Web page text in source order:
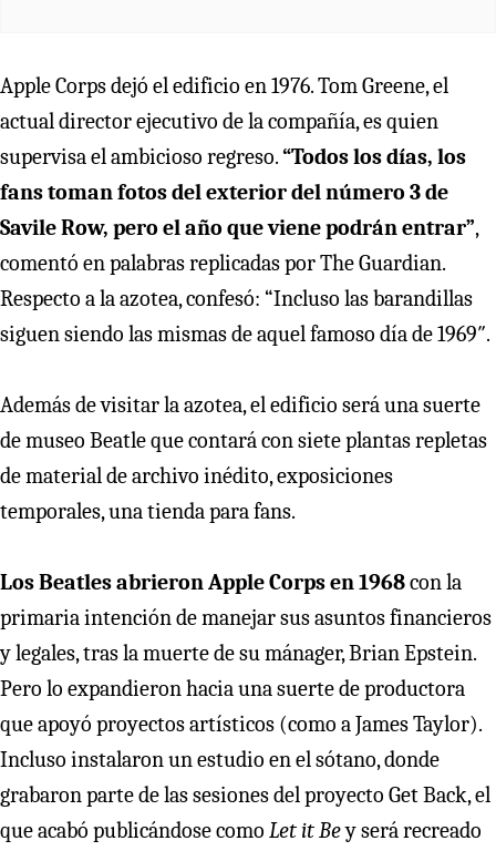
Apple Corps dejó el edificio en 1976. Tom Greene, el
actual director ejecutivo de la compañía, es quien
supervisa el ambicioso regreso.“Todos los días, los
fans toman fotos del exterior del número 3 de
Savile Row, pero el año que viene podrán entrar”,
comentó en palabras replicadas por The Guardian.
Respecto a la azotea, confesó: “Incluso las barandillas
siguen siendo las mismas de aquel famoso día de 1969″.
Además de visitar la azotea, el edificio será una suerte
de museo Beatle que contará con siete plantas repletas
de material de archivo inédito, exposiciones
temporales, una tienda para fans.
Los Beatles abrieron Apple Corps en 1968con la
primaria intención de manejar sus asuntos financieros
y legales, tras la muerte de su mánager, Brian Epstein.
Pero lo expandieron hacia una suerte de productora
que apoyó proyectos artísticos (como a James Taylor).
Incluso instalaron un estudio en el sótano, donde
grabaron parte de las sesiones del proyecto Get Back, el
que acabó publicándose como Let it Beyserá recreado